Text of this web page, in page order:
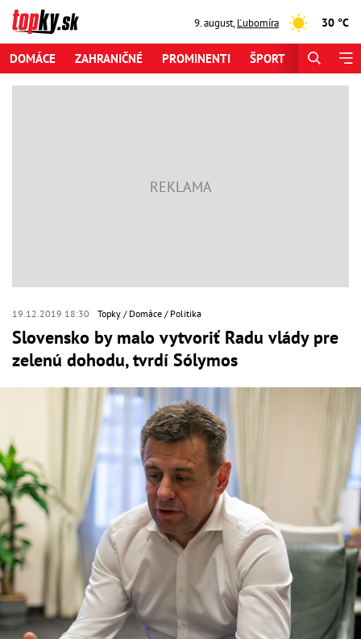
9. august,Ľubomíra 30 °C
DOMÁCE ZAHRANIČNÉ PROMINENTI ŠPORT
19.12.2019 18:30 Topky Domáce Politika
Slovensko by malo vytvoriť Radu vlády pre
zelenú dohodu, tvrdí Sólymos